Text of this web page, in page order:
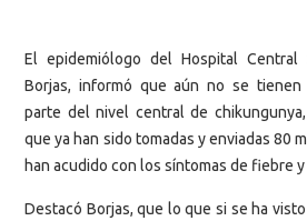
El epidemiólogo del Hospital Central
Borjas, informó que aún no se tienen
parte del nivel central de
que ya han sido tomadas y enviadas 80
han acudido con los síntomas de fiebre
Destacó Borjas, que lo que si se ha